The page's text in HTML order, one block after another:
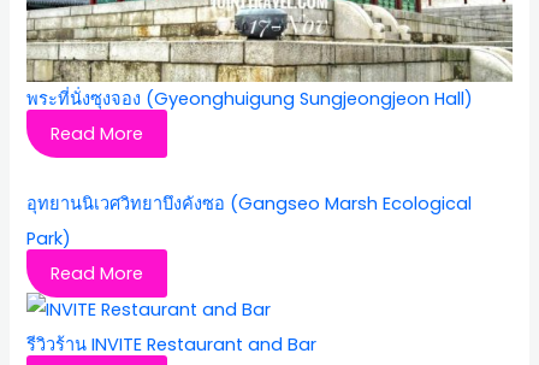
พระที่นั่งซุงจอง (Gyeonghuigung Sungjeongjeon Hall)
Read More
อุทยานนิเวศวิทยาบึงคังซอ (Gangseo Marsh Ecological
Park)
Read More
รีวิวร้าน INVITE Restaurant and Bar